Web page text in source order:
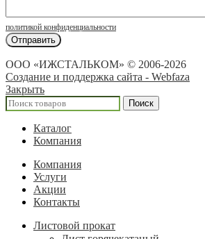
политикой конфиденциальности
ООО «ИЖСТАЛЬКОМ» © 2006-2026
Создание и поддержка сайта - Webfaza
Закрыть
Поиск
Каталог
Компания
Компания
Услуги
Акции
Контакты
Листовой прокат